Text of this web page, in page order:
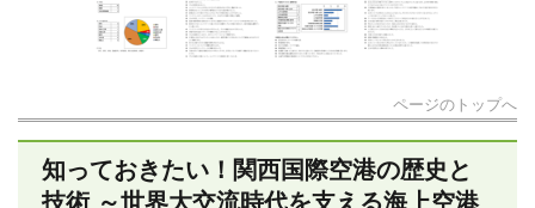
ページのトップへ
知っておきたい！関西国際空港の歴史と
技術 ～世界大交流時代を支える海上空港